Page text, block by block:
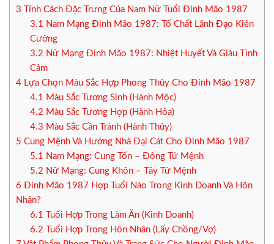
3 Tính Cách Đặc Trưng Của Nam Nữ Tuổi Đinh Mão 1987
3.1
Nam Mạng Đinh Mão 1987: Tố Chất Lãnh Đạo Kiên
Cường
3.2 Nữ Mạng Đinh Mão 1987: Nhiệt Huyết Và Giàu Tình
Cảm
4 Lựa Chọn Màu Sắc Hợp Phong Thủy Cho Đinh Mão 1987
4.1
Màu Sắc Tương Sinh (Hành Mộc)
4.2 Màu Sắc Tương Hợp (Hành Hỏa)
4.3 Màu Sắc Cần Tránh (Hành Thủy)
5 Cung Mệnh Và Hướng Nhà Đại Cát Cho Đinh Mão 1987
5.1
Nam Mạng: Cung Tốn – Đông Tứ Mệnh
5.2 Nữ Mạng: Cung Khôn – Tây Tứ Mệnh
6 Đinh Mão 1987 Hợp Tuổi Nào Trong Kinh Doanh Và Hôn
Nhân?
6.1
Tuổi Hợp Trong Làm Ăn (Kinh Doanh)
6.2 Tuổi Hợp Trong Hôn Nhân (Lấy Chồng/Vợ)